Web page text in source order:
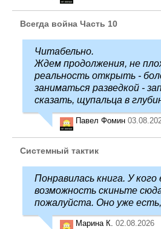
Всегда война Часть 10
Читабельно.
Ждем продолжения, не
реальность открыть -
заниматься разведкой -
сказать, щупальца в
Павел Фомин
Системный тактик
Понравилась книга. У
возможность скиньте
пожалуйста. Оно уже есть,
Марина К. 02.08.2026